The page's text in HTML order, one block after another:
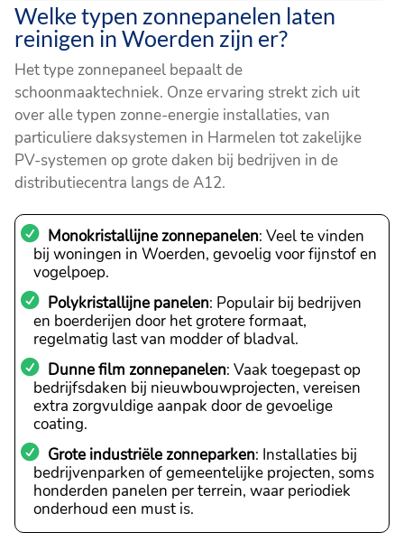
Welke typen zonnepanelen laten
reinigen in Woerden zijn er?
Het type zonnepaneel bepaalt de
schoonmaaktechniek. Onze ervaring strekt zich uit
over alle typen zonne-energie installaties, van
particuliere daksystemen in Harmelen tot zakelijke
PV-systemen op grote daken bij bedrijven in de
distributiecentra langs de A12.
Monokristallijne zonnepanelen: Veel te vinden
bij woningen in Woerden, gevoelig voor fijnstof en
vogelpoep.
Polykristallijne panelen: Populair bij bedrijven
en boerderijen door het grotere formaat,
regelmatig last van modder of bladval.
Dunne film zonnepanelen: Vaak toegepast op
bedrijfsdaken bij nieuwbouwprojecten, vereisen
extra zorgvuldige aanpak door de gevoelige
coating.
Grote industriële zonneparken: Installaties bij
bedrijvenparken of gemeentelijke projecten, soms
honderden panelen per terrein, waar periodiek
onderhoud een must is.